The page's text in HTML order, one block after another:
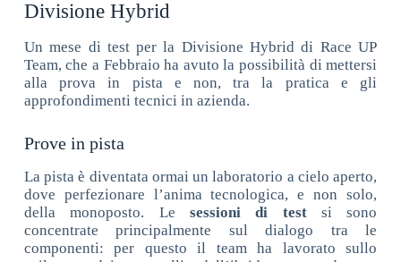
Divisione Hybrid
Un mese di test per la Divisione Hybrid di Race UP
Team, che a Febbraio ha avuto la possibilità di mettersi
alla prova in pista e non, tra la pratica e gli
approfondimenti tecnici in azienda.
Prove in pista
La pista è diventata ormai un laboratorio a cielo aperto,
dove perfezionare l’anima tecnologica, e non solo,
della monoposto. Le sessioni di testsi sono
concentrate principalmente sul dialogo tra le
componenti: per questo il team ha lavorato sullo